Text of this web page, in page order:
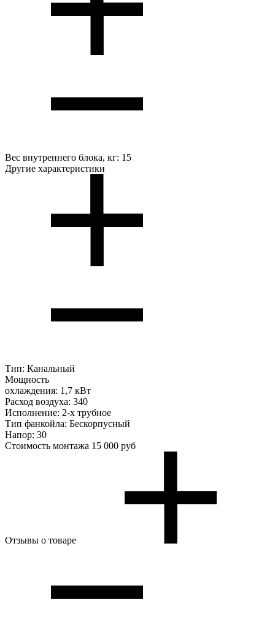
Вес внутреннего блока, кг: 15
Другие характеристики
Тип: Канальный
Мощность
охлаждения: 1,7 кВт
Расход воздуха: 340
Исполнение: 2-х трубное
Тип фанкойла: Бескорпусный
Напор: 30
Стоимость монтажа 15 000 руб
Отзывы о товаре